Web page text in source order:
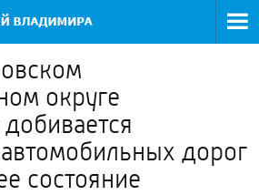
округе
дорог
состояние